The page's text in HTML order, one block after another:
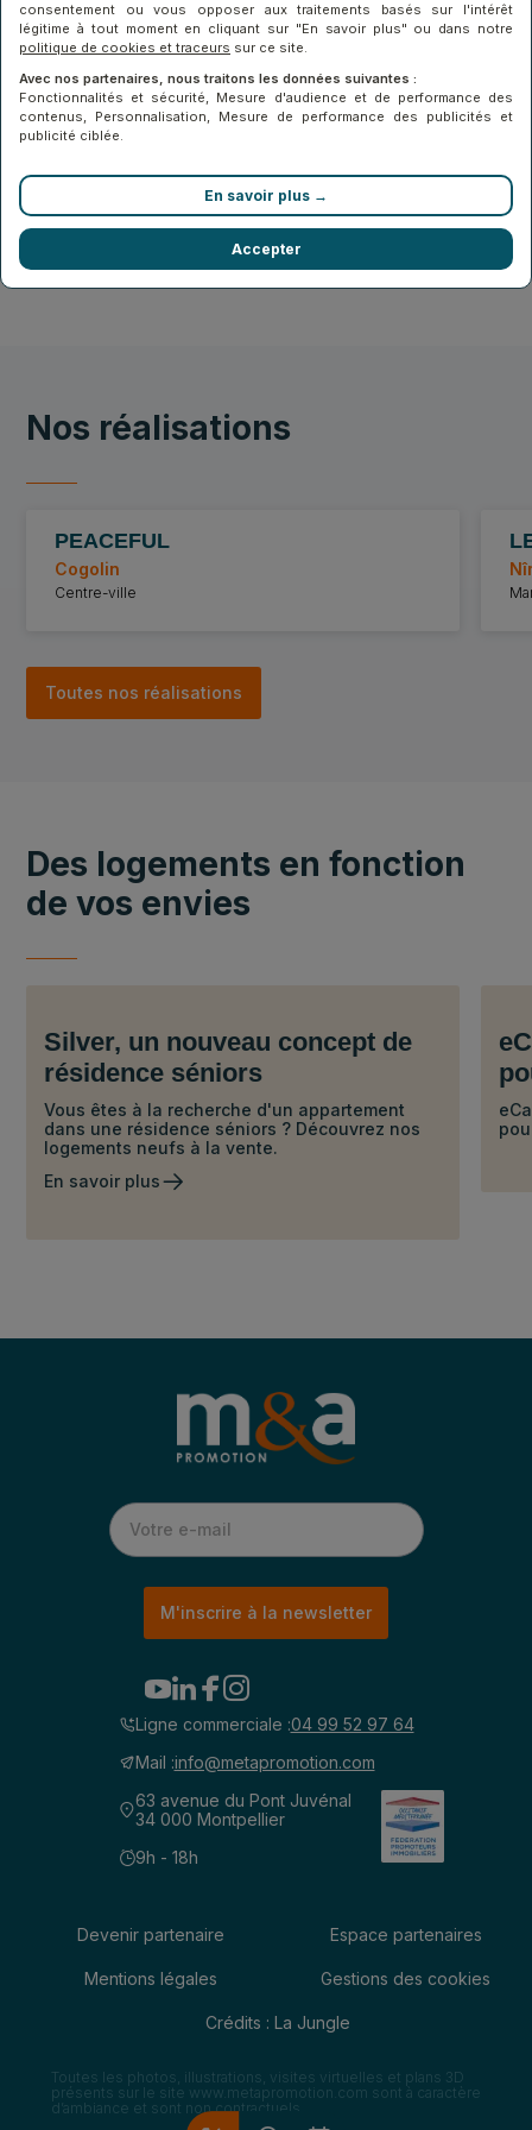
Nos réalisations
PEACEFUL
Cogolin
Centre-ville
Toutes nos réalisations
Des logements en fonction
de vos envies
Silver, un nouveau concept de
résidence séniors
Vous êtes à la recherche d'un appartement
dans une résidence séniors ? Découvrez nos
logements neufs à la vente.
En savoir plus
Ligne commerciale :04 99 52 97 64
Mail :info@metapromotion.com
63 avenue du Pont Juvénal
34 000 Montpellier
9h - 18h
M'inscrire à la newsletter
Devenir partenaire Espace partenaires
Mentions légales Gestions des cookies
Crédits : La Jungle
Toutes les photos, illustrations, visites virtuelles et plans 3D
présents sur le site www.metapromotion.com sont à caractère
d’ambiance et sont non contractuels.
consentement ou vous opposer aux traitements basés sur l'intérêt
légitime à tout moment en cliquant sur "En savoir plus" ou dans notre
politique de cookies et traceurs sur ce site.
Avec nos partenaires, nous traitons les données suivantes :
Fonctionnalités et sécurité, Mesure d'audience et de performance des
contenus, Personnalisation, Mesure de performance des publicités et
publicité ciblée.
En savoir plus →
Accepter